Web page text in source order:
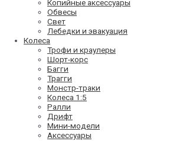
Копийные аксессуары
Обвесы
Свет
Лебедки и эвакуация
Колеса
Трофи и краулеры
Шорт-корс
Багги
Трагги
Монстр-траки
Колеса 1:5
Ралли
Дрифт
Мини-модели
Аксессуары